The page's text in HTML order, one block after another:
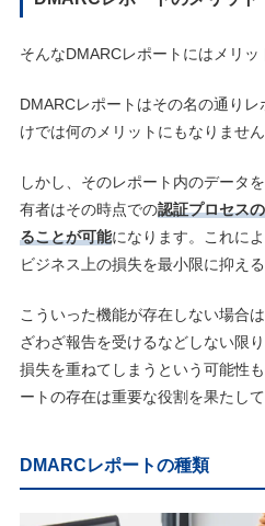
そんなDMARCレポートにはメリッ
DMARCレポートはその名の通り
けでは何のメリットにもなりません
しかし、そのレポート内のデータ
有者はその時点での認証プロセス
ることが可能になります。これに
ビジネス上の損失を最小限に抑え
こういった機能が存在しない場合
ざわざ報告を受けるなどしない限
損失を重ねてしまうという可能性
ートの存在は重要な役割を果たし
DMARCレポートの種類